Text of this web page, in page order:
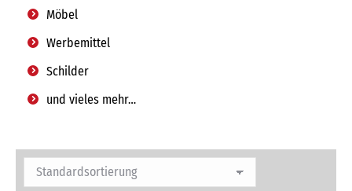
Möbel
Werbemittel
Schilder
und vieles mehr…